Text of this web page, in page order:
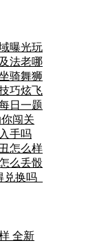
曝光玩
法老哪
骑舞狮
巧炫飞
日一题
闯关
手吗
怎么样
么丢骰
换吗_
全新